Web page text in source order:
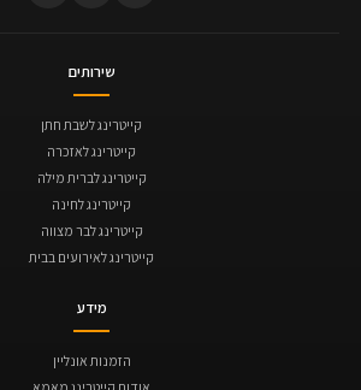
שירותים
קייטרינג לשבת חתן
קייטרינג לאזכרה
קייטרינג לברית מילה
קייטרינג לחינה
קייטרינג לבר מצווה
קייטרינג לאירועים בבית
מידע
הזמנות אונליין